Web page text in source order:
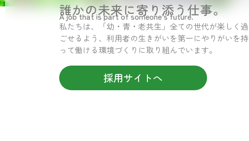
誰かの未来に寄り添う仕事。
A job that is part of someone’s future.
私たちは、「幼・青・老共生」全ての世代が楽しく過
ごせるよう、利用者の生きがいを第一にやりがいを持
って働ける環境づくりに取り組んでいます。
採用サイトへ